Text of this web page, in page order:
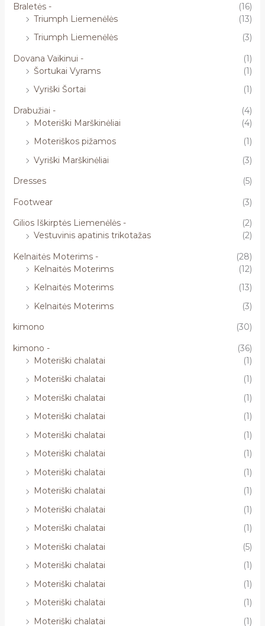
Braletės -
(16)
Triumph Liemenėlės
(13)
Triumph Liemenėlės
(3)
Dovana Vaikinui -
(1)
Šortukai Vyrams
(1)
Vyriški Šortai
(1)
Drabužiai -
(4)
Moteriški Marškinėliai
(4)
Moteriškos pižamos
(1)
Vyriški Marškinėliai
(3)
Dresses
(5)
Footwear
(3)
Gilios Iškirptės Liemenėlės -
(2)
Vestuvinis apatinis trikotažas
(2)
Kelnaitės Moterims -
(28)
Kelnaitės Moterims
(12)
Kelnaitės Moterims
(13)
Kelnaitės Moterims
(3)
kimono
(30)
kimono -
(36)
Moteriški chalatai
(1)
Moteriški chalatai
(1)
Moteriški chalatai
(1)
Moteriški chalatai
(1)
Moteriški chalatai
(1)
Moteriški chalatai
(1)
Moteriški chalatai
(1)
Moteriški chalatai
(1)
Moteriški chalatai
(1)
Moteriški chalatai
(1)
Moteriški chalatai
(5)
Moteriški chalatai
(1)
Moteriški chalatai
(1)
Moteriški chalatai
(1)
Moteriški chalatai
(1)